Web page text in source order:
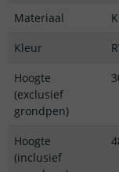
Materiaal
Kleur
Hoogte
(exclusief
grondpen)
Hoogte
(inclusief